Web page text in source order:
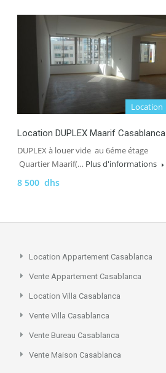
Location
Location DUPLEX Maarif Casablanca
DUPLEX à louer vide au 6éme étage
Quartier Maarif(… Plus d'informations
8 500 dhs
Location Appartement Casablanca
Vente Appartement Casablanca
Location Villa Casablanca
Vente Villa Casablanca
Vente Bureau Casablanca
Vente Maison Casablanca